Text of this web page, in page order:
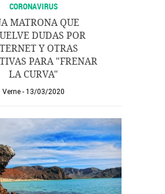
CORONAVIRUS
MATRONA QUE
DUDAS POR
Y OTRAS
PARA "FRENAR
LA CURVA"
Verne 13/03/2020